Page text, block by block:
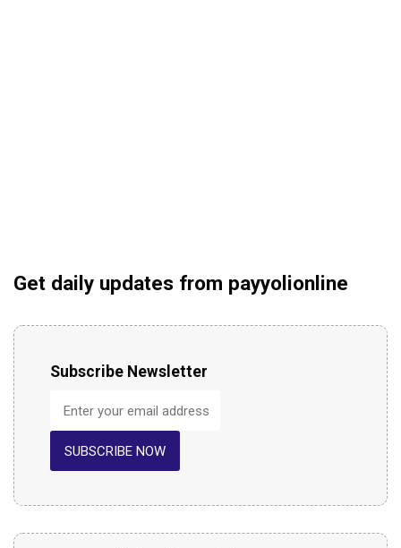
Get daily updates from payyolionline
Subscribe Newsletter
SUBSCRIBE NOW